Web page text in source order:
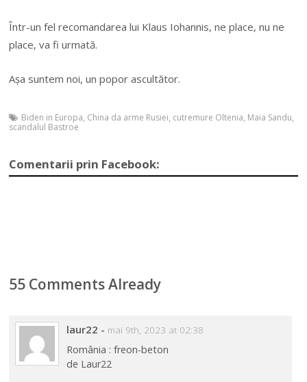
Într-un fel recomandarea lui Klaus Iohannis, ne place, nu ne
place, va fi urmată.
Aşa suntem noi, un popor ascultător.
Biden in Europa, China da arme Rusiei, cutremure Oltenia, Maia Sandu,
scandalul Bastroe
Comentarii prin Facebook:
55 Comments Already
laur22 - mai 9th, 2023 at 02:38
România : freon-beton
de Laur22